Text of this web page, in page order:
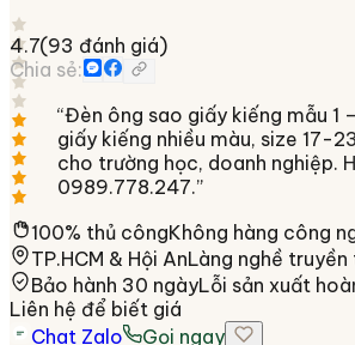
4.7(93 đánh giá)
Chia sẻ:
“Đèn ông sao giấy kiếng mẫu 1
giấy kiếng nhiều màu, size 17-
cho trường học, doanh nghiệp.
0989.778.247.”
100% thủ côngKhông hàng công
TP.HCM & Hội AnLàng nghề truyền
Bảo hành 30 ngàyLỗi sản xuất
Liên hệ để biết giá
Chat Zalo
Gọi ngay